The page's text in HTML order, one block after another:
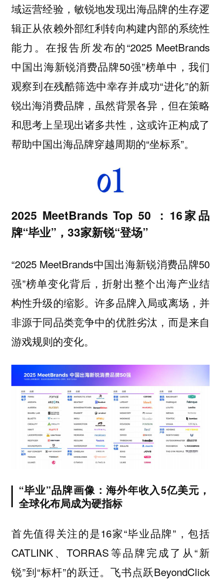
域运营经验，敏锐地发现出海品牌的生存逻
辑正从依赖外部红利转向构建内部的系统性
能力。在报告所发布的“2025 MeetBrands
中国出海新锐消费品牌50强”榜单中，我们
观察到在残酷筛选中幸存并成功“进化”的新
锐出海消费品牌，虽然背景各异，但在策略
和思考上呈现出诸多共性，这或许正构成了
帮助中国出海品牌穿越周期的“坐标系”。
2025 MeetBrands Top 50 ：16家品
牌“毕业”，33家新锐“登场”
“2025 MeetBrands中国出海新锐消费品牌50
强”榜单变化背后，折射出整个出海产业结
构性升级的缩影。许多品牌入局或离场，并
非源于同品类竞争中的优胜劣汰，而是来自
游戏规则的变化。
“毕业”品牌画像：海外年收入5亿美元，
全球化布局成为硬指标
首先值得关注的是16家“毕业品牌”，包括
CATLINK、TORRAS等品牌完成了从“新
锐”到“标杆”的跃迁。飞书点跃BeyondClick